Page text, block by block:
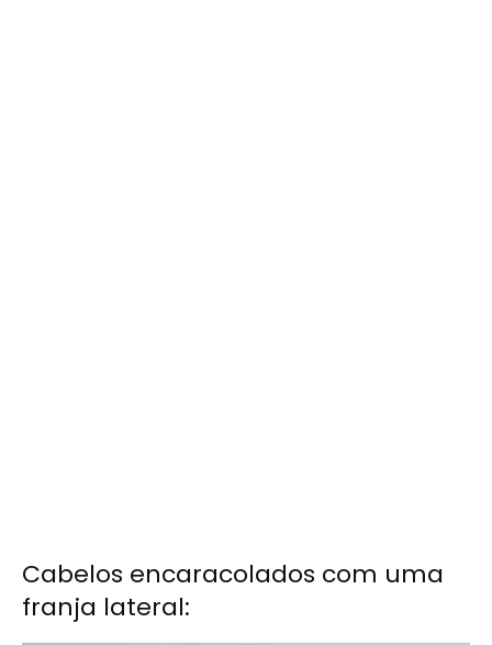
Cabelos encaracolados com uma
franja lateral: